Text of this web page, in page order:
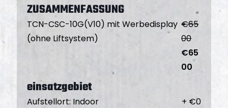
ZUSAMMENFASSUNG
TCN-CSC-10G(V10) mit Werbedisplay
(ohne Liftsystem)
€65
00
€65
00
einsatzgebiet
Aufstellort: Indoor + €0